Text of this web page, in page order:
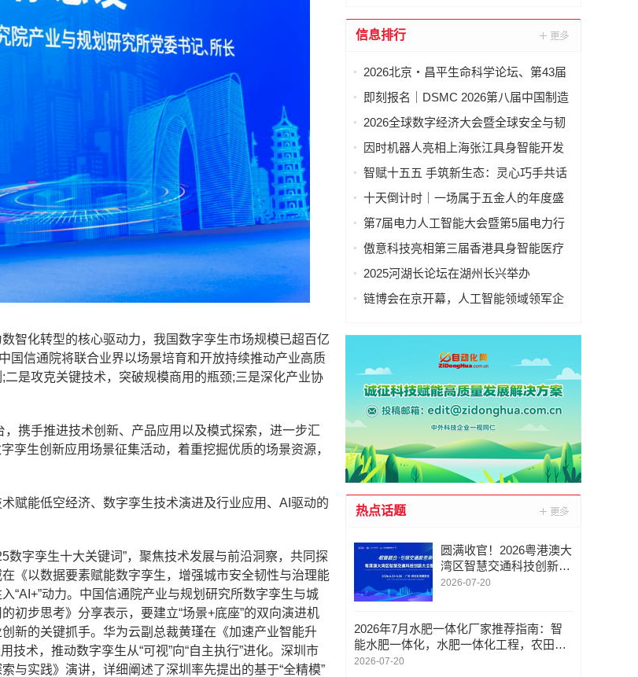
智化转型的核心驱动力，我国数字孪生市场规模已超百亿
国信通院将联合业界以场景培育和开放持续推动产业高质
是攻克关键技术，突破规模商用的瓶颈;三是深化产业协
携手推进技术创新、产品应用以及模式探索，进一步汇
孪生创新应用场景征集活动，着重挖掘优质的场景资源，
赋能低空经济、数字孪生技术演进及行业应用、AI驱动的
字孪生十大关键词”，聚焦技术发展与前沿洞察，共同探
《以数据要素赋能数字孪生，增强城市安全韧性与治理能
“AI+”动力。中国信通院产业与规划研究所数字孪生与城
初步思考》分享表示，要建立“场景+底座”的双向演进机
新的关键抓手。华为云副总裁黄瑾在《加速产业智能升
术，推动数字孪生从“可视”向“自主执行”进化。深圳市
与实践》演讲，详细阐述了深圳率先提出的基于“全精模”
信息排行
2026北京・昌平生命科学论坛、第43届
全国医药工业信息年会在京开幕
即刻报名｜DSMC 2026第八届中国制造
业&新能源数智峰会全新启程！
2026全球数字经济大会暨全球安全与韧
性经济AI论坛在京隆重召开
因时机器人亮相上海张江具身智能开发
者大会
智赋十五五 手筑新生态：灵心巧手共话
具身智能新基建
十天倒计时｜一场属于五金人的年度盛
会，即将启幕！
第7届电力人工智能大会暨第5届电力行
业数字化转型大会，10月相约杭州！
傲意科技亮相第三届香港具身智能医疗
科技论坛，共同探讨医疗科技企业出海
2025河湖长论坛在湖州长兴举办
链博会在京开幕，人工智能领域领军企
热点话题
圆满收官！2026粤港澳大
湾区智慧交通科技创新大
会暨成果展交出亮眼答卷
2026-07-20
2026年7月水肥一体化厂家推荐指南：智
能水肥一体化，水肥一体化工程，农田灌
溉水肥一体化，温室水肥一体化，水肥一
2026-07-20